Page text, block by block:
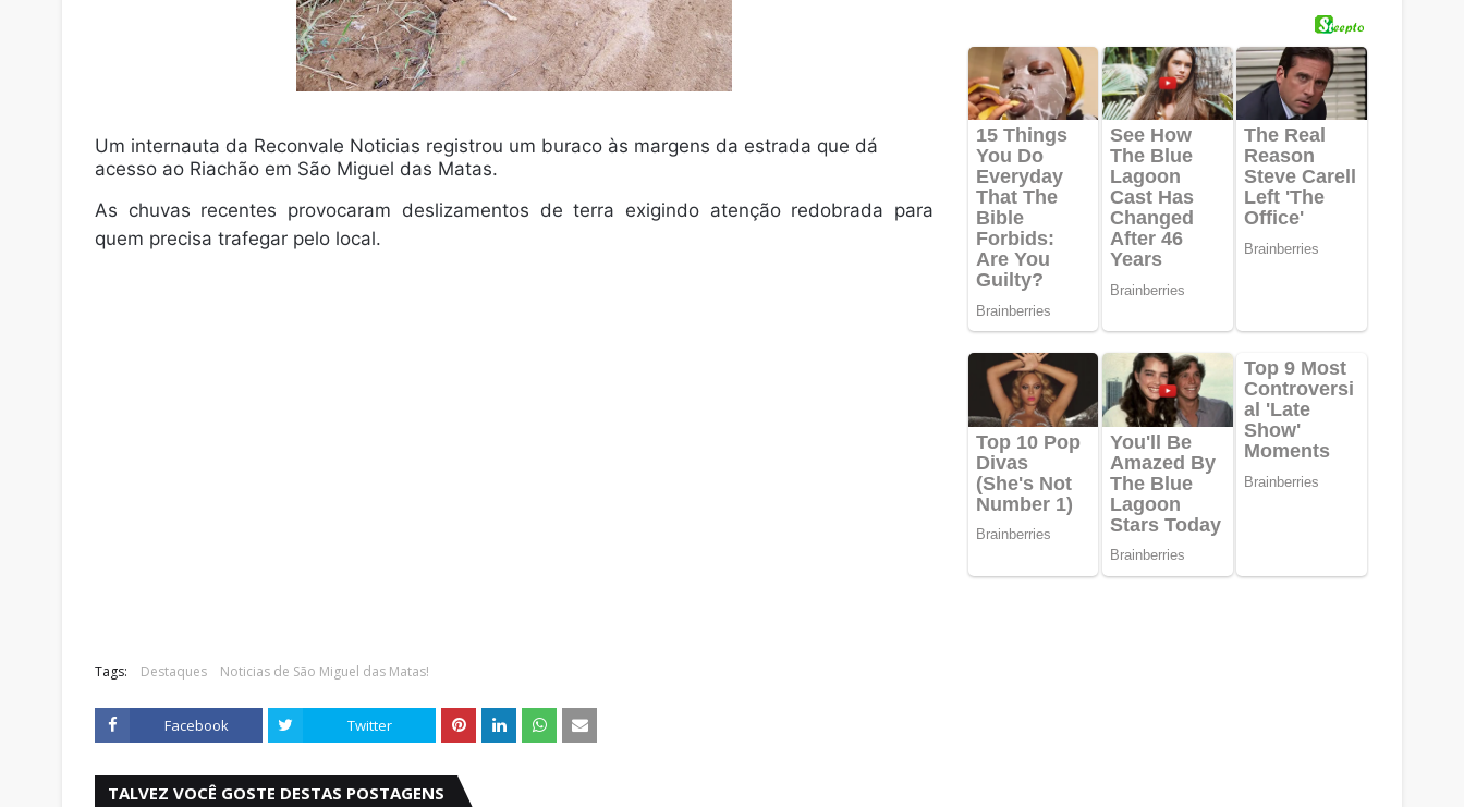
Um internauta da Reconvale Noticias registrou um buraco às margens da estrada que dá
acesso ao Riachão em São Miguel das Matas.
As chuvas recentes provocaram deslizamentos de terra exigindo atenção redobrada para
quem precisa trafegar pelo local.
Tags: Destaques Noticias de São Miguel das Matas!
Facebook Twitter
TALVEZ VOCÊ GOSTE DESTAS POSTAGENS